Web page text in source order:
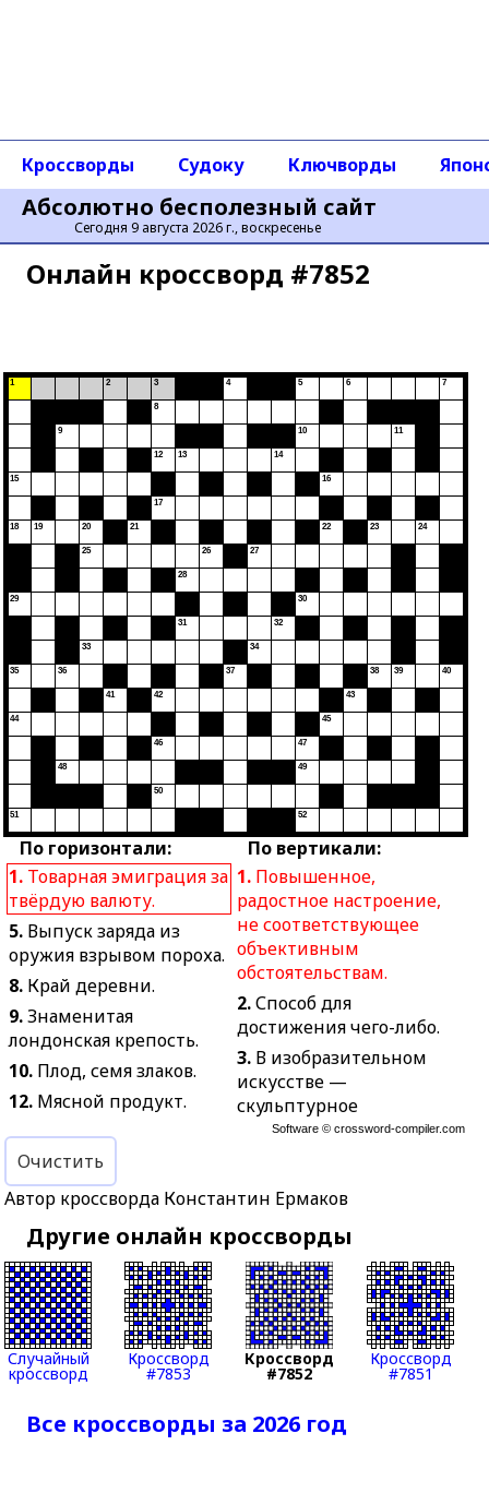
Абсолютно бесполезный сайт
Сегодня 9 августа 2026 г., воскресенье
Кроссворды Судоку Ключворды
Онлайн кроссворд #7852
По горизонтали:
1. Товарная эмиграция за
твёрдую валюту.
5. Выпуск заряда из
оружия взрывом пороха.
8. Край деревни.
9.Знаменитая
лондонская крепость.
10. Плод, семя злаков.
12. Мясной продукт.
15.Воин.
16.Певчая птичка с
пёстрым оперением.
Церковное крыльцо.
18.Кормушка для скота,
прикрепляемая
наклонно к стене.
23.Два однородных
предмета,
употребляемых вместе.
название закона.
По вертикали:
1. Повышенное,
радостное настроение,
не соответствующее
объективным
обстоятельствам.
2.Способ для
достижения чего-либо.
3. В изобразительном
искусстве —
скульптурное
изображение
информационных
постах: устройство для
отображения воздушной
и морской обстановки.
5.Сосуд изящной
формы.
6.Европейская страна
7.Небольшой сосуд с
1
15
18
29
35
44
51
19
9
36
48
20
25
33
2
41
21
3
8
12
17
42
46
50
13
28
31
26
4
37
27
34
14
32
5
10
30
47
49
52
16
22
45
6
43
23
38
11
39
24
7
40
Software ©crossword-compiler.com
Очистить
Автор кроссворда Константин Ермаков
Другие онлайн кроссворды
Случайный
кроссворд
Кроссворд
#7853
Кроссворд
#7852
Кроссворд
#7851
Все кроссворды за 2026 год